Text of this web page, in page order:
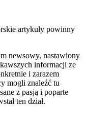
artykuły powinny
newsowy, nastawiony
informacji ze
i zarazem
mogli znaleźć tu
z pasją i poparte
ten dział.